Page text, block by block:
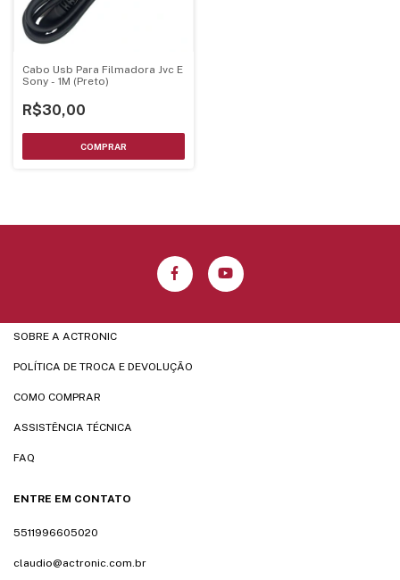
Cabo Usb Para Filmadora Jvc E
Sony - 1M (Preto)
R$30,00
SOBRE A ACTRONIC
POLÍTICA DE TROCA E DEVOLUÇÃO
COMO COMPRAR
ASSISTÊNCIA TÉCNICA
FAQ
ENTRE EM CONTATO
5511996605020
claudio@actronic.com.br